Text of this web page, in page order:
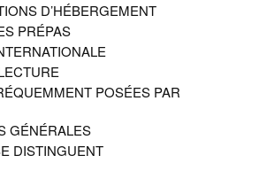
D’HÉBERGEMENT
PRÉPAS
POSÉES PAR
GÉNÉRALES
DISTINGUENT